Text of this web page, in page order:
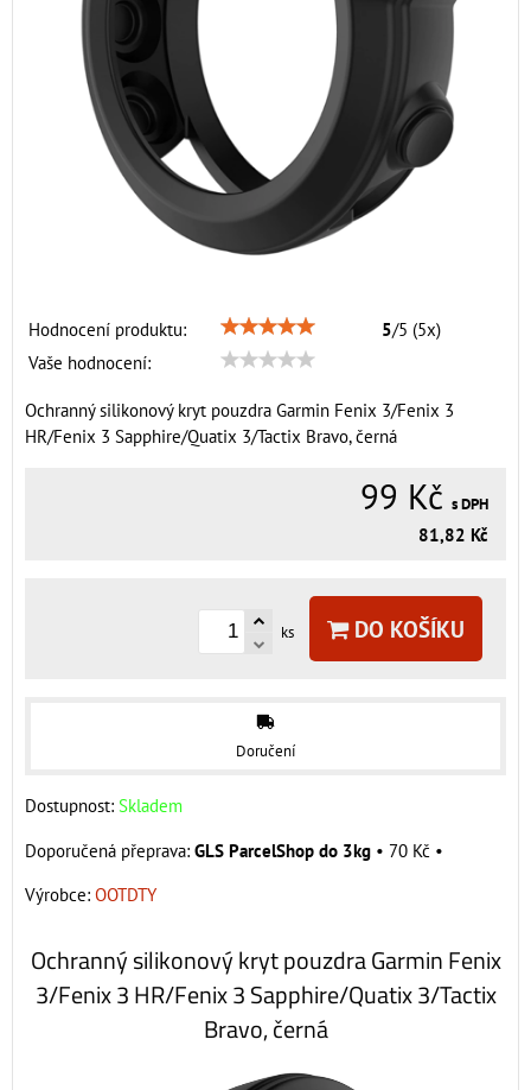
Hodnocení produktu: 5/5 (5x)
Vaše hodnocení:
Ochranný silikonový kryt pouzdra Garmin Fenix 3/Fenix 3
HR/Fenix 3 Sapphire/Quatix 3/Tactix Bravo, černá
99 Kč s DPH
81,82 Kč
ks DO KOŠÍKU
Doručení
Dostupnost: Skladem
GLS ParcelShop do 3kg • 70 Kč •
Výrobce: OOTDTY
Ochranný silikonový kryt pouzdra Garmin Fenix
3/Fenix 3 HR/Fenix 3 Sapphire/Quatix 3/Tactix
Bravo, černá